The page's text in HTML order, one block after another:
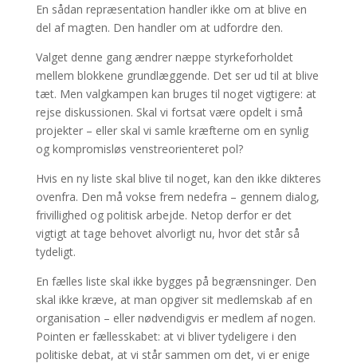
En sådan repræsentation handler ikke om at blive en
del af magten. Den handler om at udfordre den.
Valget denne gang ændrer næppe styrkeforholdet
mellem blokkene grundlæggende. Det ser ud til at blive
tæt. Men valgkampen kan bruges til noget vigtigere: at
rejse diskussionen. Skal vi fortsat være opdelt i små
projekter – eller skal vi samle kræfterne om en synlig
og kompromisløs venstreorienteret pol?
Hvis en ny liste skal blive til noget, kan den ikke dikteres
ovenfra. Den må vokse frem nedefra – gennem dialog,
frivillighed og politisk arbejde. Netop derfor er det
vigtigt at tage behovet alvorligt nu, hvor det står så
tydeligt.
En fælles liste skal ikke bygges på begrænsninger. Den
skal ikke kræve, at man opgiver sit medlemskab af en
organisation – eller nødvendigvis er medlem af nogen.
Pointen er fællesskabet: at vi bliver tydeligere i den
politiske debat, at vi står sammen om det, vi er enige